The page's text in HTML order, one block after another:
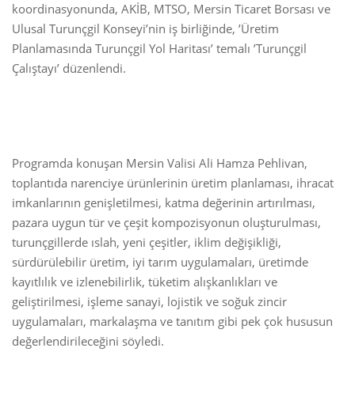
koordinasyonunda, AKİB, MTSO, Mersin Ticaret Borsası ve
Ulusal Turunçgil Konseyi’nin iş birliğinde, ’Üretim
Planlamasında Turunçgil Yol Haritası’ temalı ’Turunçgil
Çalıştayı’ düzenlendi.
Programda konuşan Mersin Valisi Ali Hamza Pehlivan,
toplantıda narenciye ürünlerinin üretim planlaması, ihracat
imkanlarının genişletilmesi, katma değerinin artırılması,
pazara uygun tür ve çeşit kompozisyonun oluşturulması,
turunçgillerde ıslah, yeni çeşitler, iklim değişikliği,
sürdürülebilir üretim, iyi tarım uygulamaları, üretimde
kayıtlılık ve izlenebilirlik, tüketim alışkanlıkları ve
geliştirilmesi, işleme sanayi, lojistik ve soğuk zincir
uygulamaları, markalaşma ve tanıtım gibi pek çok hususun
değerlendirileceğini söyledi.